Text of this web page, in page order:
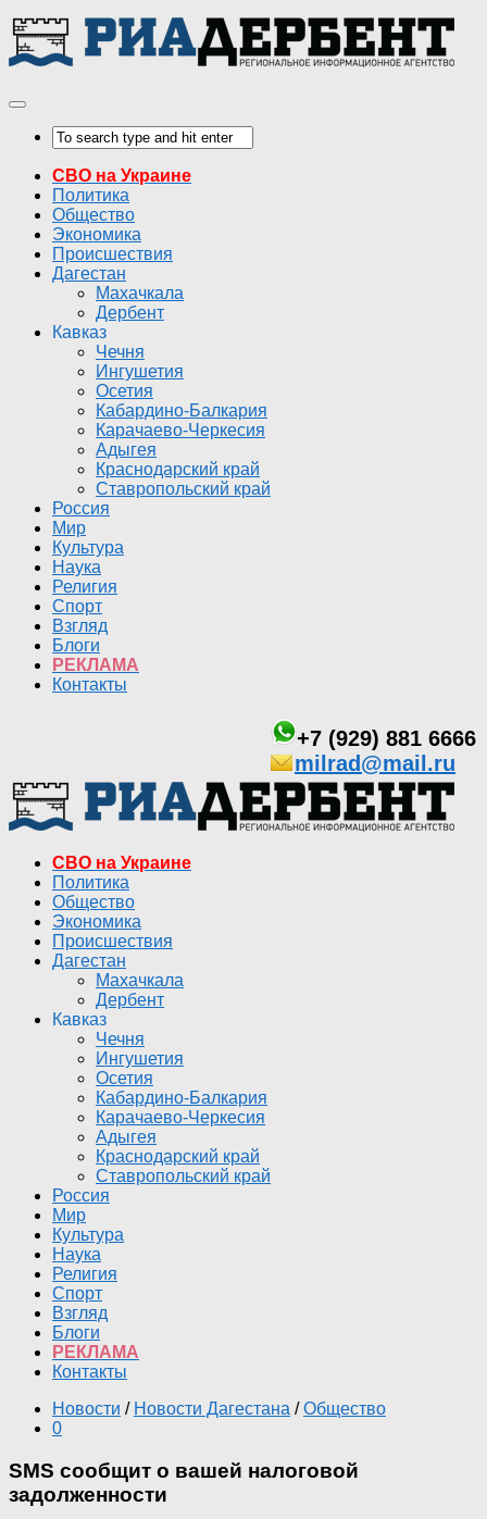
СВО на Украине
Политика
Общество
Экономика
Происшествия
Дагестан
Махачкала
Дербент
Кавказ
Чечня
Ингушетия
Осетия
Кабардино-Балкария
Карачаево-Черкесия
Адыгея
Краснодарский край
Ставропольский край
Россия
Мир
Культура
Наука
Религия
Спорт
Взгляд
Блоги
РЕКЛАМА
Контакты
+7 (929) 881 6666
milrad@mail.ru
СВО на Украине
Политика
Общество
Экономика
Происшествия
Дагестан
Махачкала
Дербент
Кавказ
Чечня
Ингушетия
Осетия
Кабардино-Балкария
Карачаево-Черкесия
Адыгея
Краснодарский край
Ставропольский край
Россия
Мир
Культура
Наука
Религия
Спорт
Взгляд
Блоги
РЕКЛАМА
Контакты
Новости / Новости Дагестана / Общество
0
SMS сообщит о вашей налоговой
задолженности